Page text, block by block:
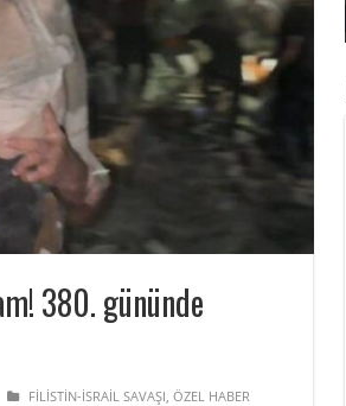
380. gününde
FİLİSTİN-İSRAİL SAVAŞI, ÖZEL HABER